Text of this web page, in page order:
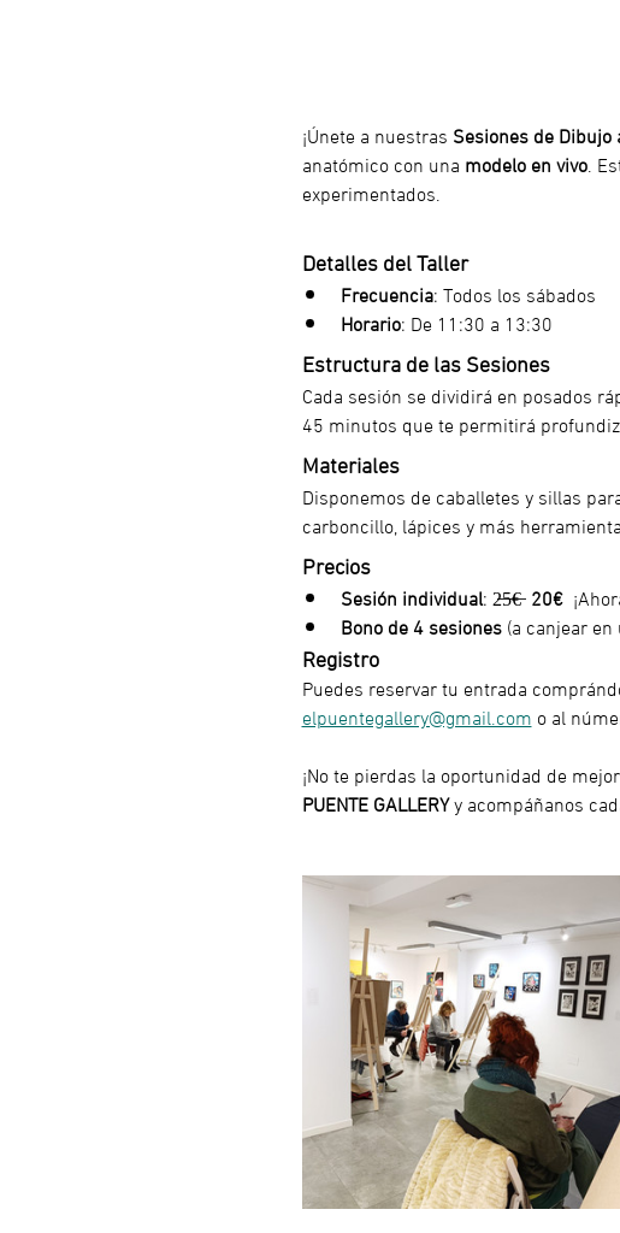
¡Únete a nuestras Sesiones de Dibujo
anatómico con una modelo en vivo.
experimentados.
Detalles del Taller
Frecuencia: Todos los sábados
Horario: De 11:30 a 13:30
Estructura de las Sesiones
Cada sesión se dividirá en posados
45 minutos que te permitirá
Materiales
Disponemos de caballetes y sillas
carboncillo, lápices y más
Precios
Sesión individual: 2̶5̶€̶ 20€
Bono de 4 sesiones (a canjear en
Registro
Puedes reservar tu entrada
elpuentegallery@gmail.com o al
¡No te pierdas la oportunidad de
PUENTE GALLERY y acompáñanos